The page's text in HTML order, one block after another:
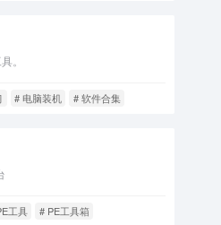
。
# 电脑装机 # 软件合集
工具 # PE工具箱